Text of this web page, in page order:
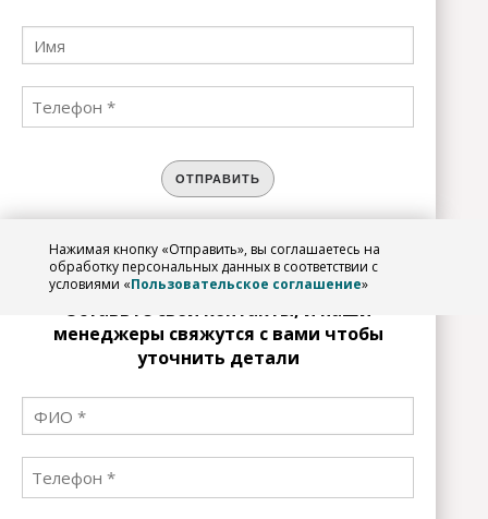
ОТПРАВИТЬ
Нажимая кнопку «Отправить», вы соглашаетесь на
обработку персональных данных в соответствии с
условиями «Пользовательское соглашение»
ЗАРЕГИСТРИРОВАТЬСЯ
Оставьте свои контакты, и наши
менеджеры свяжутся с вами чтобы
уточнить детали